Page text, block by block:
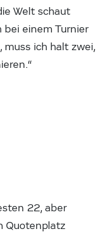
Welt schaut
bei einem Turnier
ich halt zwei,
22, aber
Quotenplatz